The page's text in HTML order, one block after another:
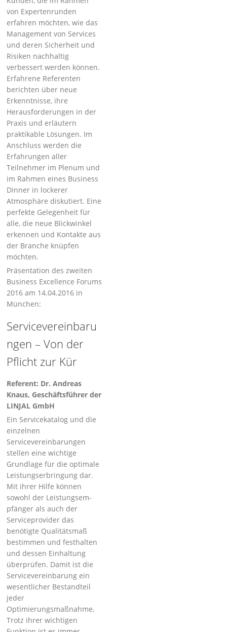
von Expertenrunden
erfahren möchten, wie das
Management von Services
und deren Sicherheit und
Risiken nachhaltig
verbessert werden können.
Erfahrene Referenten
berichten über neue
Erkenntnisse, ihre
Herausforderungen in der
Praxis und erläutern
praktikable Lösungen. Im
Anschluss werden die
Erfahrungen aller
Teilnehmer im Plenum und
im Rahmen eines Business
Dinner in lockerer
Atmosphäre diskutiert. Eine
perfekte Gelegenheit für
alle, die neue Blickwinkel
erkennen und Kontakte aus
der Branche knüpfen
möchten.
Präsentation des zweiten
Business Excellence Forums
2016 am 14.04.2016 in
München:
Servicevereinbaru
ngen – Von der
Pflicht zur Kür
Referent: Dr. Andreas
Knaus, Geschäftsführer der
LINJAL GmbH
Ein Servicekatalog und die
einzelnen
Servicevereinbarungen
stellen eine wichtige
Grundlage für die optimale
Leistungserbringung dar.
Mit ihrer Hilfe können
sowohl der Leistungsem­
pfänger als auch der
Serviceprovider das
benötigte Qualitätsmaß
bestimmen und festhalten
und dessen Einhaltung
überprüfen. Damit ist die
Servicevereinbarung ein
wesentlicher Be­standteil
jeder
Optimierungsmaßnahme.
Trotz ihrer wichtigen